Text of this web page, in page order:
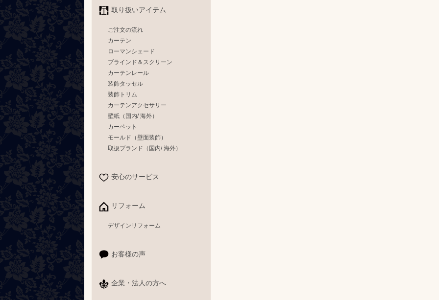
取り扱いアイテム
ご注文の流れ
カーテン
ローマンシェード
ブラインド＆スクリーン
カーテンレール
装飾タッセル
装飾トリム
カーテンアクセサリー
壁紙（国内/ 海外）
カーペット
モールド（壁面装飾）
取扱ブランド（国内/ 海外）
安心のサービス
リフォーム
デザインリフォーム
お客様の声
企業・法人の方へ